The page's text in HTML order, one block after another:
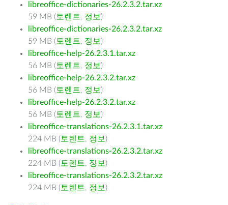
libreoffice-dictionaries-26.2.3.2.tar.xz
59 MB ( 토렌트, 정보 )
libreoffice-dictionaries-26.2.3.2.tar.xz
59 MB ( 토렌트, 정보 )
libreoffice-help-26.2.3.1.tar.xz
56 MB ( 토렌트, 정보 )
libreoffice-help-26.2.3.2.tar.xz
56 MB ( 토렌트, 정보 )
libreoffice-help-26.2.3.2.tar.xz
56 MB ( 토렌트, 정보 )
libreoffice-translations-26.2.3.1.tar.xz
224 MB ( 토렌트, 정보 )
libreoffice-translations-26.2.3.2.tar.xz
224 MB ( 토렌트, 정보 )
libreoffice-translations-26.2.3.2.tar.xz
224 MB ( 토렌트, 정보 )